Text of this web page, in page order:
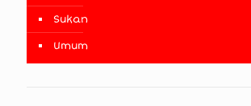
Sukan
Umum